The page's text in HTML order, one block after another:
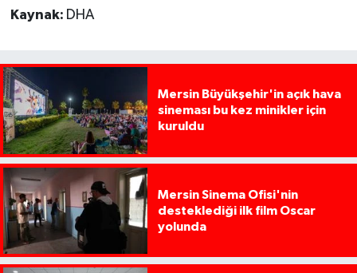
Kaynak: DHA
Mersin Büyükşehir'in açık hava
sineması bu kez minikler için
kuruldu
Mersin Sinema Ofisi'nin
desteklediği ilk film Oscar
yolunda